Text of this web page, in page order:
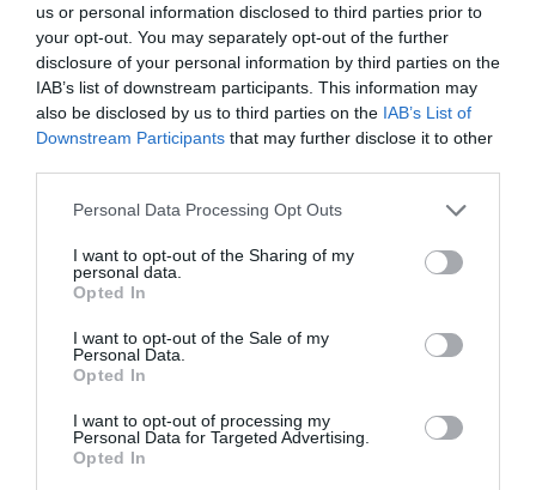
us or personal information disclosed to third parties prior to
your opt-out. You may separately opt-out of the further
disclosure of your personal information by third parties on the
IAB’s list of downstream participants. This information may
also be disclosed by us to third parties on the IAB’s List of
Downstream Participants that may further disclose it to other
Please note that this website/app uses one or more Google
not limited to your visit or usage behaviour. You may click to
grant or deny consent to Google and its third-party tags to
use your data for below specified purposes in below Google
consent section.
Personal Data Processing Opt Outs
I want to opt-out of the Sharing of my
personal data.
Opted In
I want to opt-out of the Sale of my
Personal Data.
Opted In
I want to opt-out of processing my
Personal Data for Targeted Advertising.
Opted In
07.07.2026
Γυμναστής αποκαλύπτει: Aυτό είναι το
λάθος μετά την προπόνηση που
«μπλοκάρει» την ανάπτυξη της μυϊκής
μάζας
06.07.2026
Τέλος τα «10.000 βήματα»; – Τι λένε ειδικοί
για την άσκηση που πραγματικά βοηθά
στην απώλεια βάρους